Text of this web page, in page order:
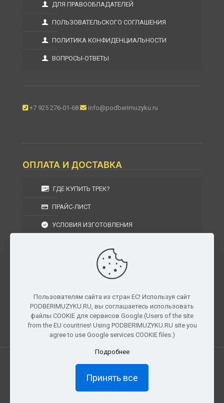
Полный доступ к материалам и
прослушиванию доступен только подписчикам сайта.
ДЛЯ ПРАВООБЛАДАТЕЛЕЙ
ПОЛЬЗОВАТЕЛЬСКОГО СОГЛАШЕНИЯ
ПОЛИТИКА КОНФИДЕНЦИАЛЬНОСТИ
ВОПРОСЫ-ОТВЕТЫ
+7 925 276-01-68 info@podberimuzyku.ru
ОПЛАТА И ДОСТАВКА
ГДЕ КУПИТЬ ТРЕК?
ПРАЙС-ЛИСТ
УСЛОВИЯ ИЗГОТОВЛЕНИЯ
УСЛОВИЯ ВОЗВРАТА
г. Москва, Московская область, Центральный
федеральный округ, РФ, Россия
Все права защищены. © 2026 PODBERIMUZYKU.RU
Пользователям сайта из стран ЕС! Используя сайт
PODBERIMUZYKU.RU, вы соглашаетесь использовать
файлы COOKIE для сервисов Google.(Users of the site
from the EU countries! Using PODBERIMUZYKU.RU site you
agree to use Google services COOKIE files.)
Подробнее
Принять все